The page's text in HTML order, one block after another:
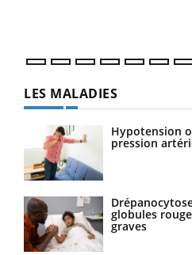
LES MALADIES
Hypotension
pression
globules
graves